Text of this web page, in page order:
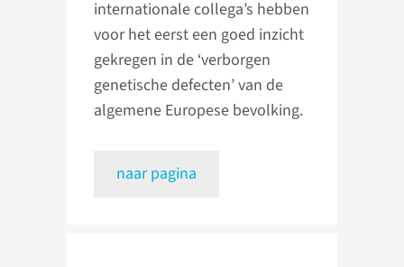
internationale collega’s hebben
voor het eerst een goed inzicht
gekregen in de ‘verborgen
genetische defecten’ van de
algemene Europese bevolking.
naar pagina